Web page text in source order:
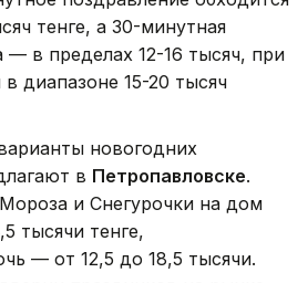
тенге, а 30-минутная
— в пределах 12-16 тысяч, при
диапазоне 15-20 тысяч
новогодних
в Петропавловске.
и Снегурочки на дом
тысячи тенге,
— от 12,5 до 18,5 тысячи.